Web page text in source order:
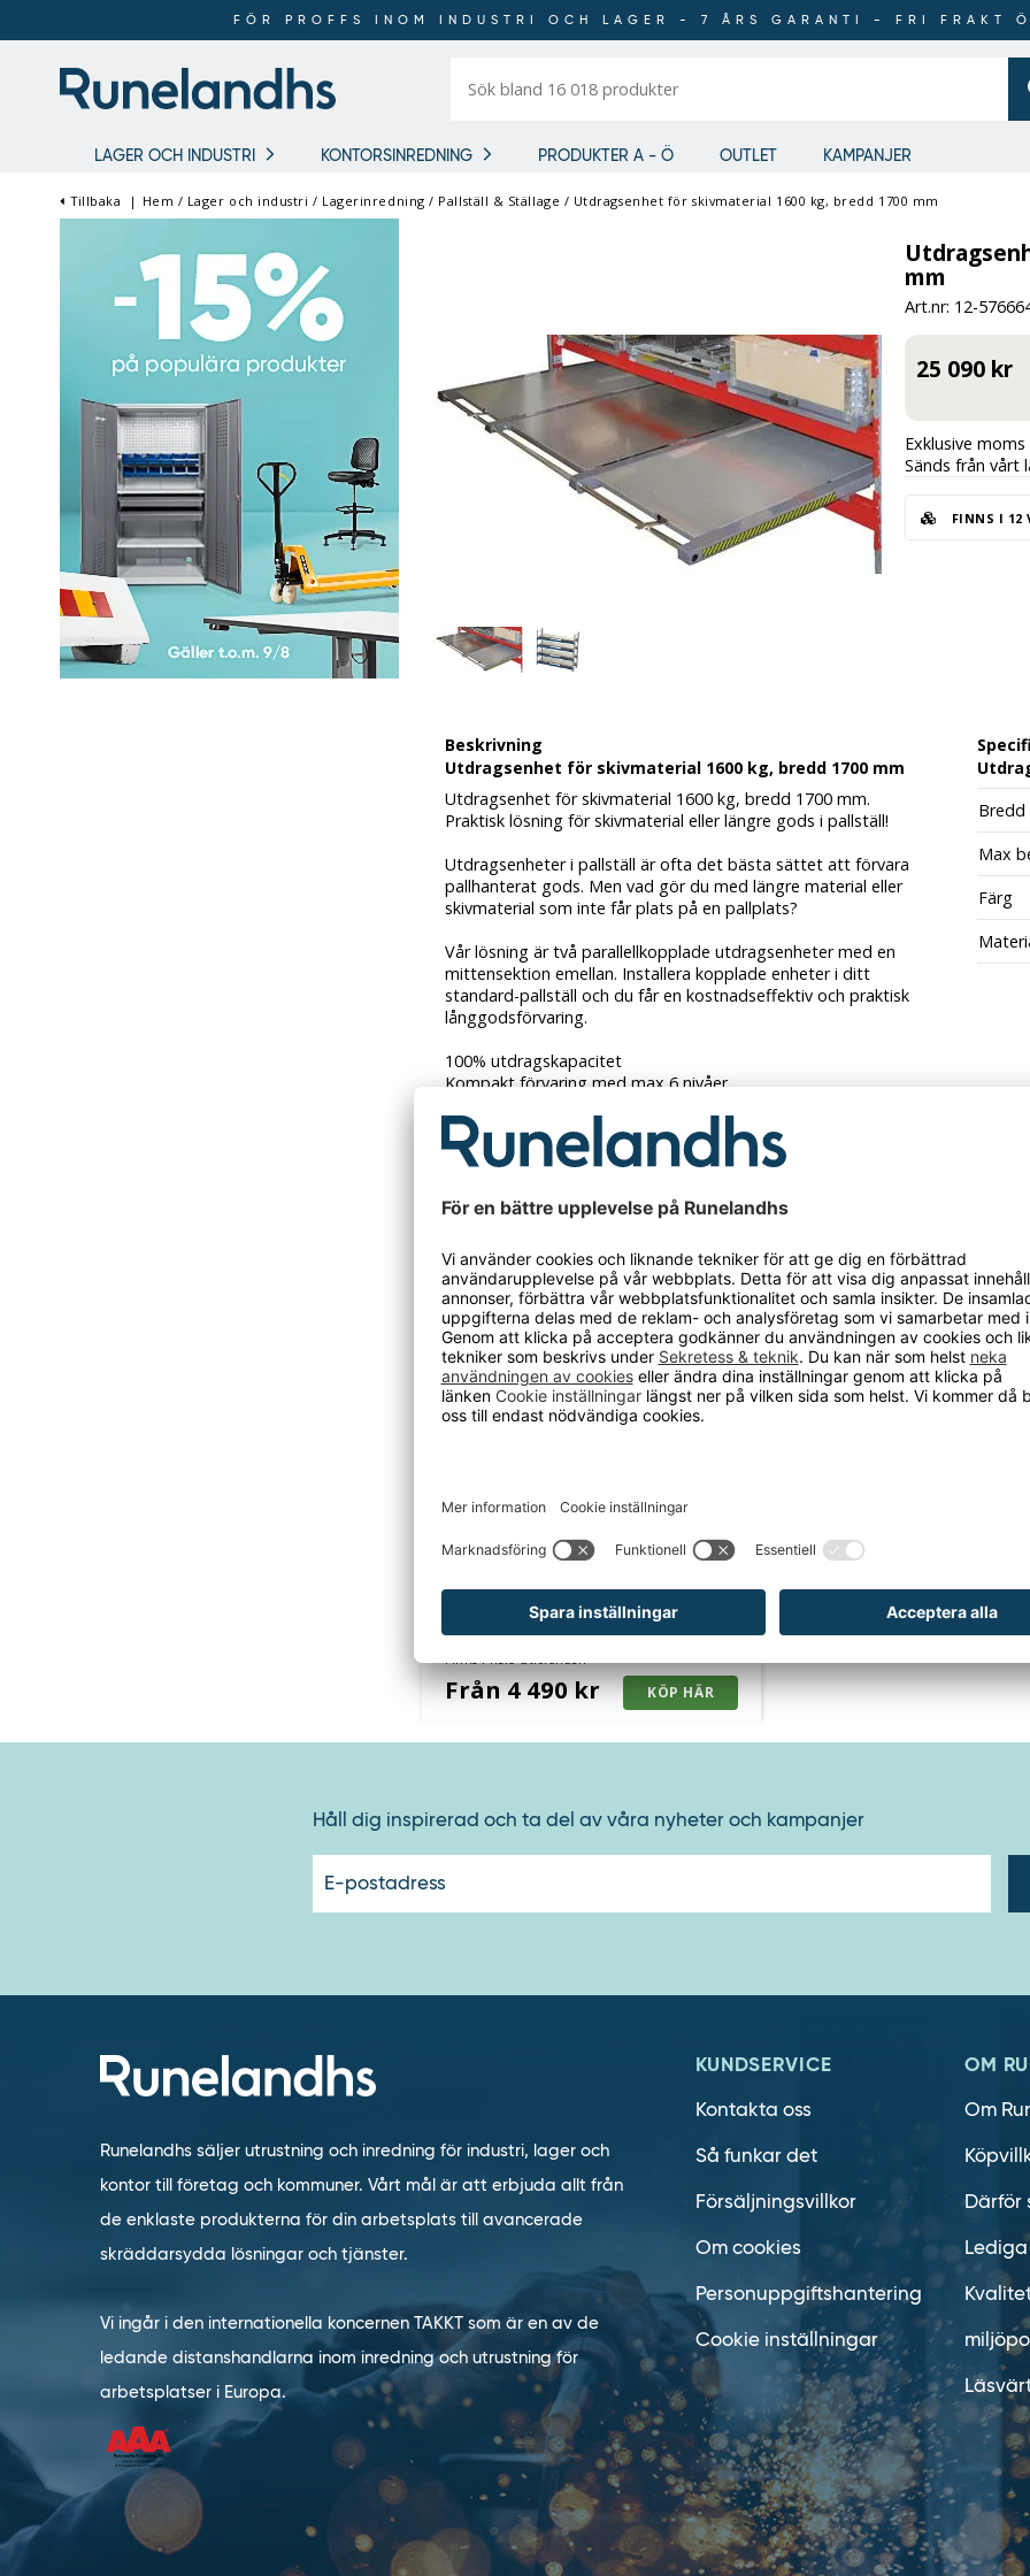
FÖR PROFFS INOM INDUSTRI OCH LAGER - 7 ÅRS GARANTI - FRI FRAKT
bland
LAGER OCH INDUSTRI KONTORSINREDNING PRODUKTER A - Ö OUTLET KAMPANJER
FÖR PROFFS INOM
INDUSTRI OCH LAGER
Tillbaka | Hem / Lager och industri / Lagerinredning / Pallställ & Ställage / Utdragsenhet för skivmaterial 1600 kg, bredd 1700 mm
mm
Art.nr: 12-
25 090 kr
Exklusive
Sänds från vårt
FINNS I 12
Beskrivning
Utdragsenhet för skivmaterial 1600 kg, bredd 1700 mm
Utdragsenhet för skivmaterial 1600 kg, bredd 1700 mm.
Praktisk lösning för skivmaterial eller längre gods i pallställ!
Utdragsenheter i pallställ är ofta det bästa sättet att förvara
pallhanterat gods. Men vad gör du med längre material eller
skivmaterial som inte får plats på en pallplats?
Vår lösning är två parallellkopplade utdragsenheter med en
mittensektion emellan. Installera kopplade enheter i ditt
standard-pallställ och du får en kostnadseffektiv och praktisk
långgodsförvaring.
100% utdragskapacitet
Kompakt förvaring med max 6 nivåer
Den här produkten har fått ett nytt art.nr.
Tidigare hade den art.nr. 225BAK100
Bredd
Max
Färg
Pallställ Space grundsektion
Från 4 490 kr
Håll dig inspirerad och ta del av våra nyheter och kampanjer
Runelandhs säljer utrustning och inredning för industri, lager och
kontor till företag och kommuner. Vårt mål är att erbjuda allt från
de enklaste produkterna för din arbetsplats till avancerade
skräddarsydda lösningar och tjänster.
Vi ingår i den internationella koncernen TAKKT som är en av de
ledande distanshandlarna inom inredning och utrustning för
arbetsplatser i Europa.
KUNDSERVICE
Kontakta oss
Så funkar det
Försäljningsvillkor
Om cookies
Personuppgiftshantering
Cookie inställningar
OM
Om
Därför